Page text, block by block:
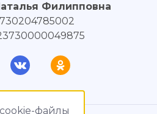
файлы
Филипповна